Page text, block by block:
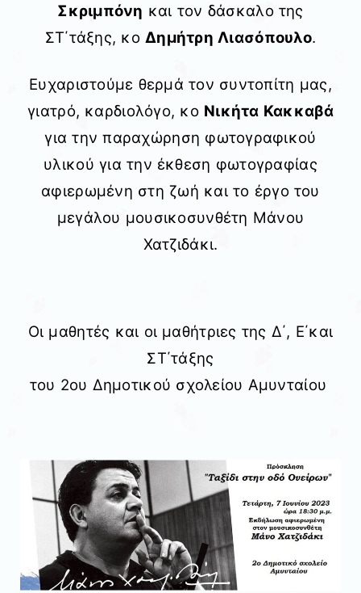
Σκριμπόνη και τον δάσκαλο της
ΣΤ΄τάξης, κοΔημήτρη Λιασόπουλο.
Ευχαριστούμε θερμά τον συντοπίτη μας,
γιατρό, καρδιολόγο, κο Νικήτα Κακκαβά
για την παραχώρηση φωτογραφικού
υλικού για την έκθεση φωτογραφίας
αφιερωμένη στη ζωή και το έργο του
μεγάλου μουσικοσυνθέτη Μάνου
Χατζιδάκι.
Οι μαθητές και οι μαθήτριες της Δ΄, Ε΄και
ΣΤ΄τάξης
του 2ου Δημοτικού σχολείου Αμυνταίου